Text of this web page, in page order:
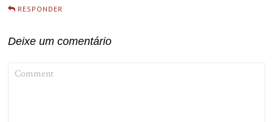
RESPONDER
Deixe um comentário